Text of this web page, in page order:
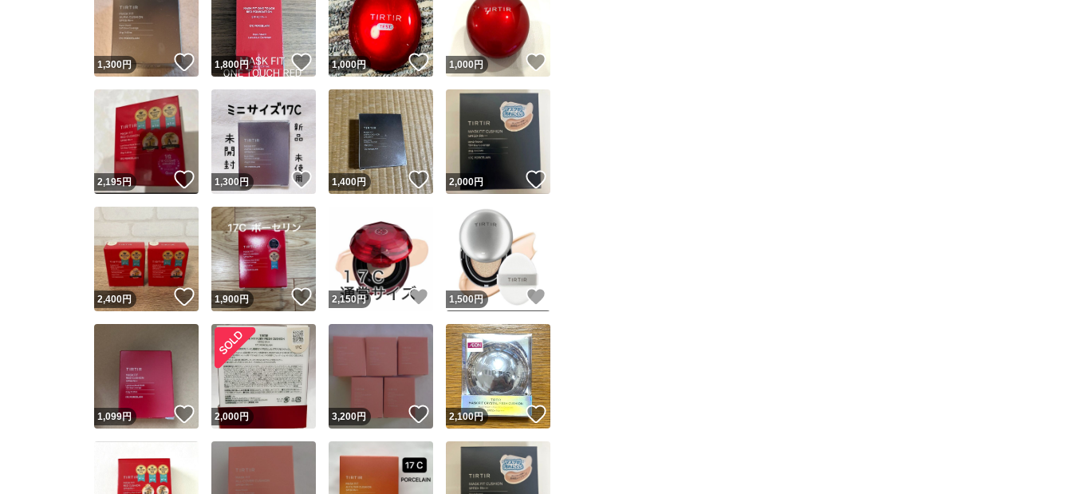
1,300円 いいね！
1,800円 いいね！
1,000円 いいね！
1,000円
2,195円 いいね！
1,300円 いいね！
1,400円 いいね！
2,000円
2,400円 いいね！
1,900円 いいね！
2,150 円 いいね！
1,500円
1,099円 いいね！
2,000円 3,200円 いいね！
2,100円 いいね！